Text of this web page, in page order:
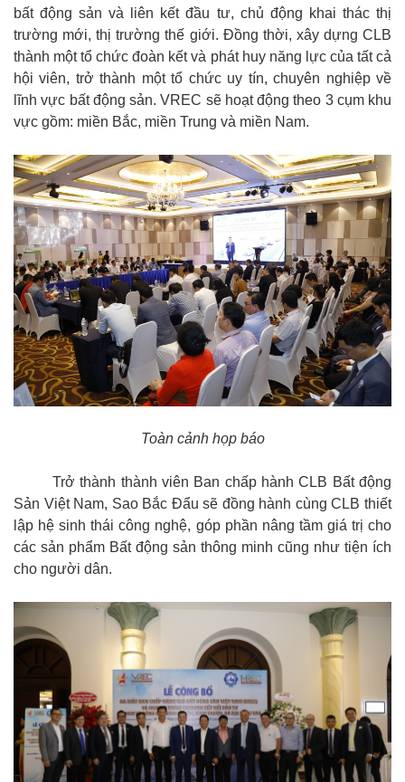
bất động sản và liên kết đầu tư, chủ động khai thác thị
trường mới, thị trường thế giới. Đồng thời, xây dựng CLB
thành một tổ chức đoàn kết và phát huy năng lực của tất cả
hội viên, trở thành một tổ chức uy tín, chuyên nghiệp về
lĩnh vực bất động sản. VREC sẽ hoạt động theo 3 cụm khu
vực gồm: miền Bắc, miền Trung và miền Nam.
Toàn cảnh họp báo
Trở thành thành viên Ban chấp hành CLB Bất động
Sản Việt Nam, Sao Bắc Đẩu sẽ đồng hành cùng CLB thiết
lập hệ sinh thái công nghệ, góp phần nâng tầm giá trị cho
các sản phẩm Bất động sản thông minh cũng như tiện ích
cho người dân.